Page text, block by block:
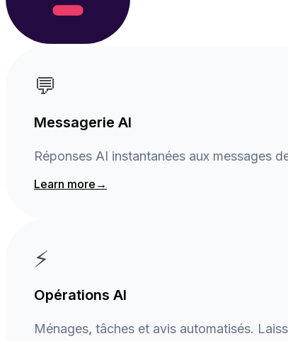
💬
Messagerie AI
Réponses AI instantanées aux messages
Learn more →
⚡
Opérations AI
Ménages, tâches et avis automatisés.